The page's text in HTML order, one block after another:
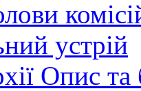
устрій
Опис та